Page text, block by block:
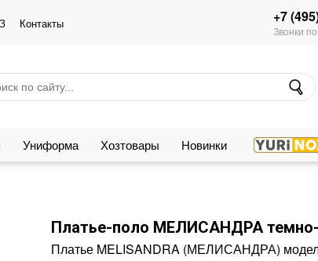
Контакты +7
Звонки
Униформа Хозтовары Новинки
Платье-поло МЕЛИСАНДРА
Платье MELISANDRA (МЕЛИСАНДРА)